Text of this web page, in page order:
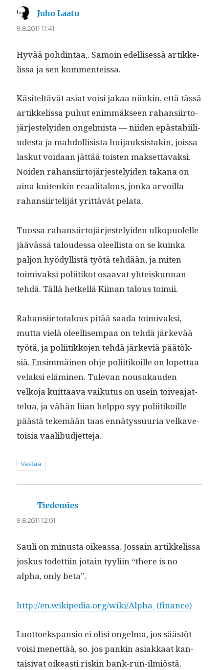
Juho Laatu
9.8.2011 11:41
Hyvää pohd­in­taa,. Samoin edel­lisessä artikke­
lis­sa ja sen kommenteissa.
Käsiteltävät asi­at voisi jakaa niinkin, että tässä
artikke­lis­sa puhut enim­mäk­seen rahan­si­ir­to­
jär­jeste­lyi­den ongelmista — niiden epästabi­il­i­
ud­es­ta ja mah­dol­li­sista hui­jauk­sis­takin, jois­sa
laskut voidaan jät­tää tois­t­en mak­set­tavak­si.
Noiden rahan­si­ir­to­jär­jeste­lyi­den takana on
aina kuitenkin reaal­i­talous, jon­ka arvoil­la
rahan­si­irtelijät yrit­tävät pelata.
Tuos­sa rahan­si­ir­to­jär­jeste­lyi­den ulkop­uolelle
jäävässä taloudessa oleel­lista on se kuin­ka
paljon hyödyl­listä työtä tehdään, ja miten
toimi­vak­si poli­itikot osaa­vat yhteiskun­nan
tehdä. Täl­lä het­kel­lä Kiinan talous toimii.
Rahan­si­ir­to­talous pitää saa­da toimi­vak­si,
mut­ta vielä oleel­lisem­paa on tehdä järkevää
työtä, ja poli­itikko­jen tehdä järke­viä päätök­
siä. Ensim­mäi­nen ohje poli­itikoille on lopet­taa
velak­si elämi­nen. Tule­van nousukau­den
velko­ja kuit­taa­va vaiku­tus on usein toivea­jat­
telua, ja vähän liian help­po syy poli­itikoille
päästä tekemään taas ennä­tys­su­uria velka­ve­
toisia vaalibudjetteja.
Vastaa
Tiedemies
9.8.2011 12:01
Sauli on minus­ta oike­as­sa. Jos­sain artikke­lis­sa
joskus todet­ti­in jotain tyyli­in “there is no
alpha, only beta”.
http://en.wikipedia.org/wiki/Alpha_(finance)
Luot­toekspan­sio ei olisi ongel­ma, jos säästöt
voisi menet­tää, so. jos pankin asi­akkaat kan­
taisi­vat oikeasti riskin bank-run-ilmiöstä.